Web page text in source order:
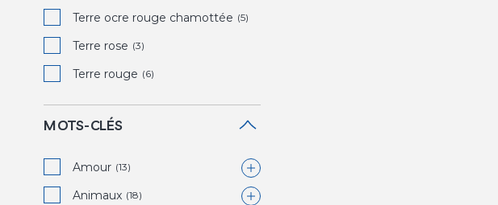
Terre ocre rouge chamottée (5)
Terre rose (3)
Terre rouge (6)
MOTS-CLÉS
Amour (13)
Baiser (0)
Animaux (18)